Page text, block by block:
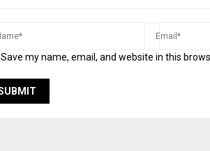
Save my name, email, and website in this